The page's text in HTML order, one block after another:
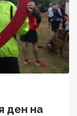
ден на